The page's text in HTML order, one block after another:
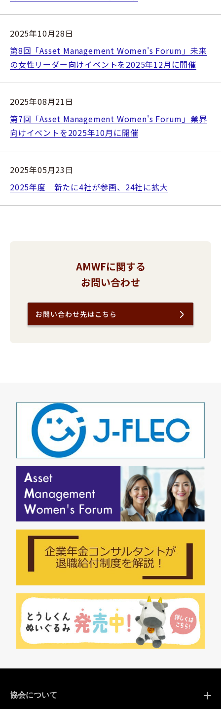
2025年10月28日
第8回「Asset Management Women's Forum」未来
の女性リーダー向けイベントを2025年12月に開催
2025年08月21日
第7回「Asset Management Women's Forum」業界
向けイベントを2025年10月に開催
2025年05月23日
2025年度 新たに4社が参画、24社に拡大
AMWFに関する
お問い合わせ
お問い合わせ先はこちら
協会について